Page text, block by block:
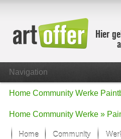
Hier
Navigation
Home Community Werke
Home Community Werke »
Home Community